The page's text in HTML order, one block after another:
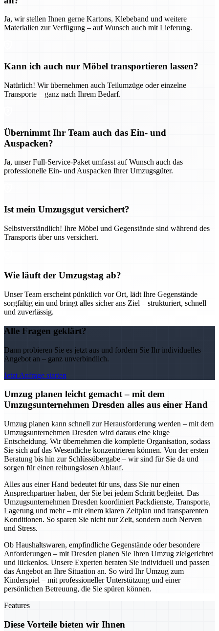
Ja, wir stellen Ihnen gerne Kartons, Klebeband und weitere
Materialien zur Verfügung – auf Wunsch auch mit Lieferung.
Kann ich auch nur Möbel transportieren lassen?
Natürlich! Wir übernehmen auch Teilumzüge oder einzelne
Transporte – ganz nach Ihrem Bedarf.
Übernimmt Ihr Team auch das Ein- und
Auspacken?
Ja, unser Full-Service-Paket umfasst auf Wunsch auch das
professionelle Ein- und Auspacken Ihrer Umzugsgüter.
Ist mein Umzugsgut versichert?
Selbstverständlich! Ihre Möbel und Gegenstände sind während des
Transports über uns versichert.
Wie läuft der Umzugstag ab?
Unser Team erscheint pünktlich vor Ort, lädt Ihre Gegenstände
sorgfältig ein und bringt alles sicher ans Ziel – strukturiert, schnell
und zuverlässig.
Alle Fragen geklärt?
Dann probieren Sie es jetzt aus und fordern Sie Ihr individuelles
Angebot an – ganz unverbindlich.
Jetzt Anfrage starten
Umzug planen leicht gemacht – mit dem
Umzugsunternehmen Dresden alles aus einer Hand
Umzug planen kann schnell zur Herausforderung werden – mit dem
Umzugsunternehmen Dresden wird daraus eine kluge
Entscheidung. Wir übernehmen die komplette Organisation, sodass
Sie sich auf das Wesentliche konzentrieren können. Von der ersten
Beratung bis hin zur Schlüssübergabe – wir sind für Sie da und
sorgen für einen reibungslosen Ablauf.
Alles aus einer Hand bedeutet für uns, dass Sie nur einen
Ansprechpartner haben, der Sie bei jedem Schritt begleitet. Das
Umzugsunternehmen Dresden koordiniert Packdienste, Transporte,
Lagerung und mehr – mit einem klaren Zeitplan und transparenten
Konditionen. So sparen Sie nicht nur Zeit, sondern auch Nerven
und Stress.
Ob Haushaltswaren, empfindliche Gegenstände oder besondere
Anforderungen – mit Dresden planen Sie Ihren Umzug zielgerichtet
und lückenlos. Unsere Experten beraten Sie individuell und passen
das Angebot an Ihre Situation an. So wird Ihr Umzug zum
Kinderspiel – mit professioneller Unterstützung und einer
persönlichen Betreuung, die Sie spüren können.
Features
Diese Vorteile bieten wir Ihnen